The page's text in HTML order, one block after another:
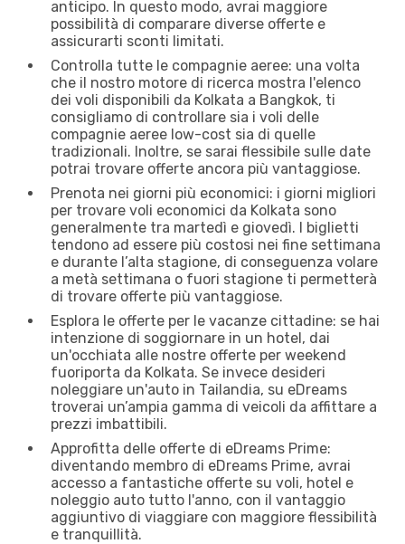
anticipo. In questo modo, avrai maggiore
possibilità di comparare diverse offerte e
assicurarti sconti limitati.
Controlla tutte le compagnie aeree: una volta
che il nostro motore di ricerca mostra l'elenco
dei voli disponibili da Kolkata a Bangkok, ti
consigliamo di controllare sia i voli delle
compagnie aeree low-cost sia di quelle
tradizionali. Inoltre, se sarai flessibile sulle date
potrai trovare offerte ancora più vantaggiose.
Prenota nei giorni più economici: i giorni migliori
per trovare voli economici da Kolkata sono
generalmente tra martedì e giovedì. I biglietti
tendono ad essere più costosi nei fine settimana
e durante l’alta stagione, di conseguenza volare
a metà settimana o fuori stagione ti permetterà
di trovare offerte più vantaggiose.
Esplora le offerte per le vacanze cittadine: se hai
intenzione di soggiornare in un hotel, dai
un'occhiata alle nostre offerte per weekend
fuoriporta da Kolkata. Se invece desideri
noleggiare un'auto in Tailandia, su eDreams
troverai un’ampia gamma di veicoli da affittare a
prezzi imbattibili.
Approfitta delle offerte di eDreams Prime:
diventando membro di eDreams Prime, avrai
accesso a fantastiche offerte su voli, hotel e
noleggio auto tutto l'anno, con il vantaggio
aggiuntivo di viaggiare con maggiore flessibilità
e tranquillità.